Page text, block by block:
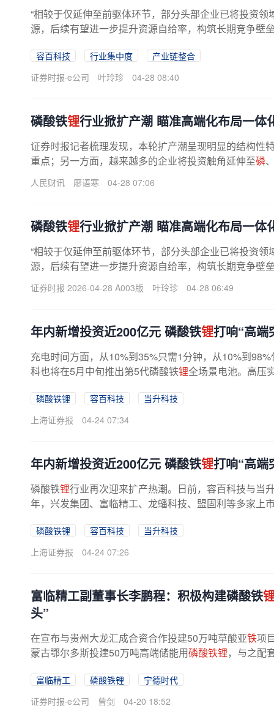
“相较于仅延伸至前驱体环节，部分头部企业已将投资领
源，后续有望进一步提升资源自给率，构筑长期竞争壁
容百科技 行业集中度
产业链整合
证券时报·e公司
叶玲珍 04-28 08:40
磷酸铁锂行业掀扩产潮 瞄准高端化布局一体
证券时报记者梳理发现，本轮扩产潮呈现明显的结构性
重点；另一方面，越来越多的企业将投资触角延伸至磷
人民财讯 廖语寒 04-28 07:06
磷酸铁锂行业掀扩产潮 瞄准高端化布局一体
“相较于仅延伸至前驱体环节，部分头部企业已将投资领
源，后续有望进一步提升资源自给率，构筑长期竞争壁
示，磷酸铁锂扩产潮虽已启动，但...
证券时报 2026-04-28 A003版 叶玲珍 04-28 06:49
年内新增投资近200亿元 磷酸铁锂打响“高端
充电时间方面，从10%到35%只需1分钟，从10%到
科也将在5月中旬推出第5代磷酸铁锂全场景电池。高压
磷酸铁锂 容百科技
当升科技
上海证券报
04-24 07:34
年内新增投资近200亿元 磷酸铁锂打响“高端
磷酸铁锂行业再次迎来扩产热潮。日前，容百科技与当
年，兴发集团、富临精工、龙蟠科技、盟固利等多家上
磷酸铁锂 容百科技
当升科技
上海证券报
04-24 07:26
富临精工副董事长李鹏程：积极构建磷酸铁
头”
在宣布与贵州大龙汇成合资合作投建50万吨草酸亚铁项
蒙古鄂尔多斯投建50万吨高端储能用磷酸铁锂，与之配
富临精工 磷酸铁锂
宁德时代
证券时报·e公司
曾剑 04-20 18:52